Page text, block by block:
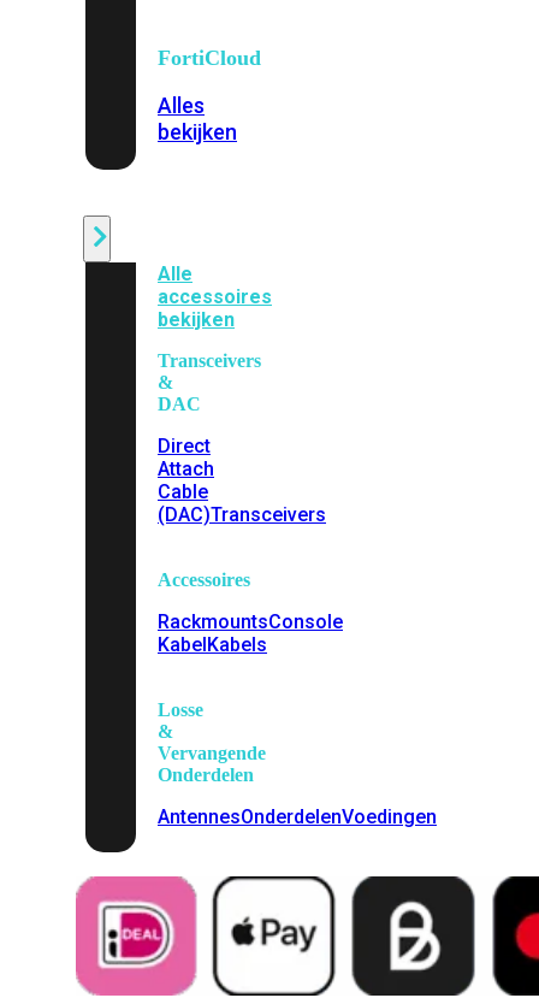
FortiCloud
Alles
bekijken
Alle
accessoires
bekijken
Transceivers
&
DAC
Direct
Attach
Cable
(DAC)Transceivers
Accessoires
RackmountsConsole
KabelKabels
Losse
&
Vervangende
Onderdelen
AntennesOnderdelenVoedingen